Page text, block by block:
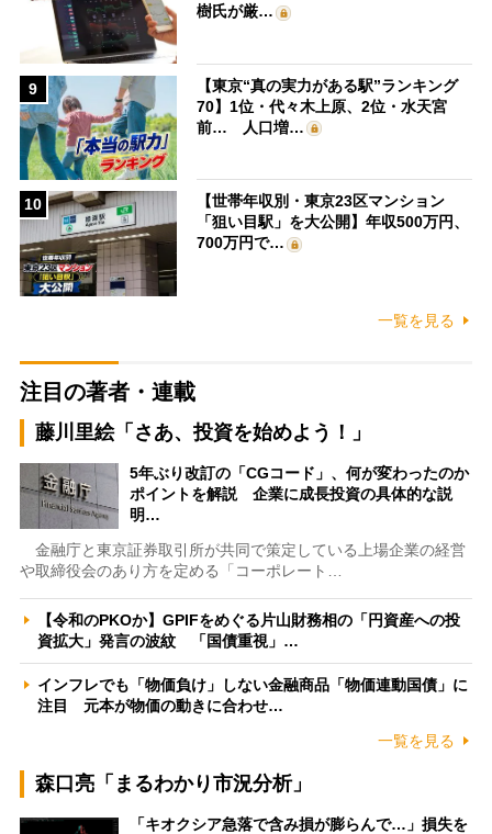
樹氏が厳…
9
【東京“真の実力がある駅”ランキング
70】1位・代々木上原、2位・水天宮
前… 人口増…
10
【世帯年収別・東京23区マンション
「狙い目駅」を大公開】年収500万円、
700万円で…
一覧を見る
注目の著者・連載
藤川里絵「さあ、投資を始めよう！」
5年ぶり改訂の「CGコード」、何が変わったのか
ポイントを解説 企業に成長投資の具体的な説
明…
金融庁と東京証券取引所が共同で策定している上場企業の経営
や取締役会のあり方を定める「コーポレート…
【令和のPKOか】GPIFをめぐる片山財務相の「円資産への投
資拡大」発言の波紋 「国債重視」…
インフレでも「物価負け」しない金融商品「物価連動国債」に
注目 元本が物価の動きに合わせ…
一覧を見る
森口亮「まるわかり市況分析」
「キオクシア急落で含み損が膨らんで…」損失を